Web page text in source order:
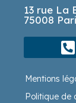
13 rue La
75008
Mentions
Politique de